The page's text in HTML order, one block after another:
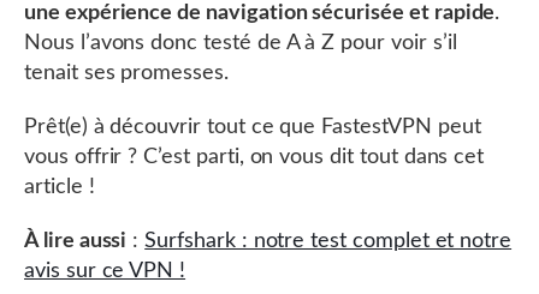
une expérience de navigation sécurisée et rapide.
Nous l’avons donc testé de A à Z pour voir s’il
tenait ses promesses.
Prêt(e) à découvrir tout ce que FastestVPN peut
vous offrir ? C’est parti, on vous dit tout dans cet
article !
À lire aussi :Surfshark : notre test complet et notre
avis sur ce VPN !